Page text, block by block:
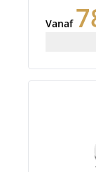
Vanaf